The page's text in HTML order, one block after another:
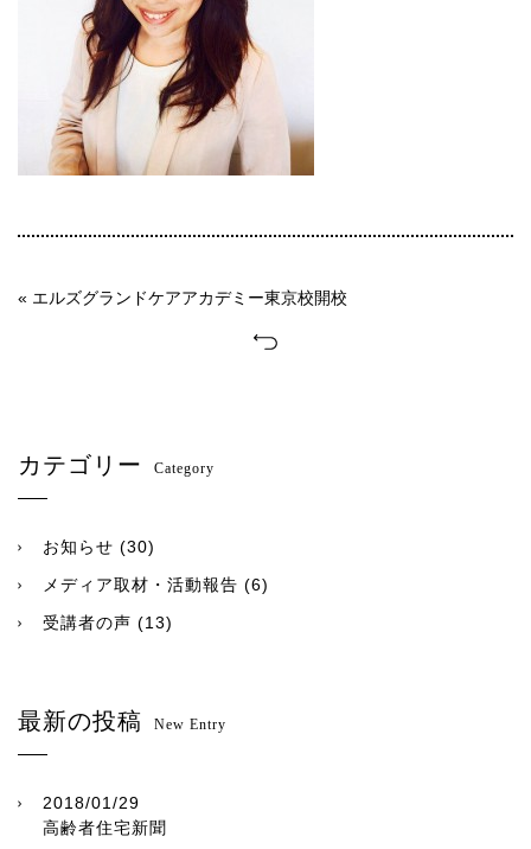
« エルズグランドケアアカデミー東京校開校
カテゴリー Category
お知らせ (30)
メディア取材・活動報告 (6)
受講者の声 (13)
最新の投稿 New Entry
2018/01/29
高齢者住宅新聞